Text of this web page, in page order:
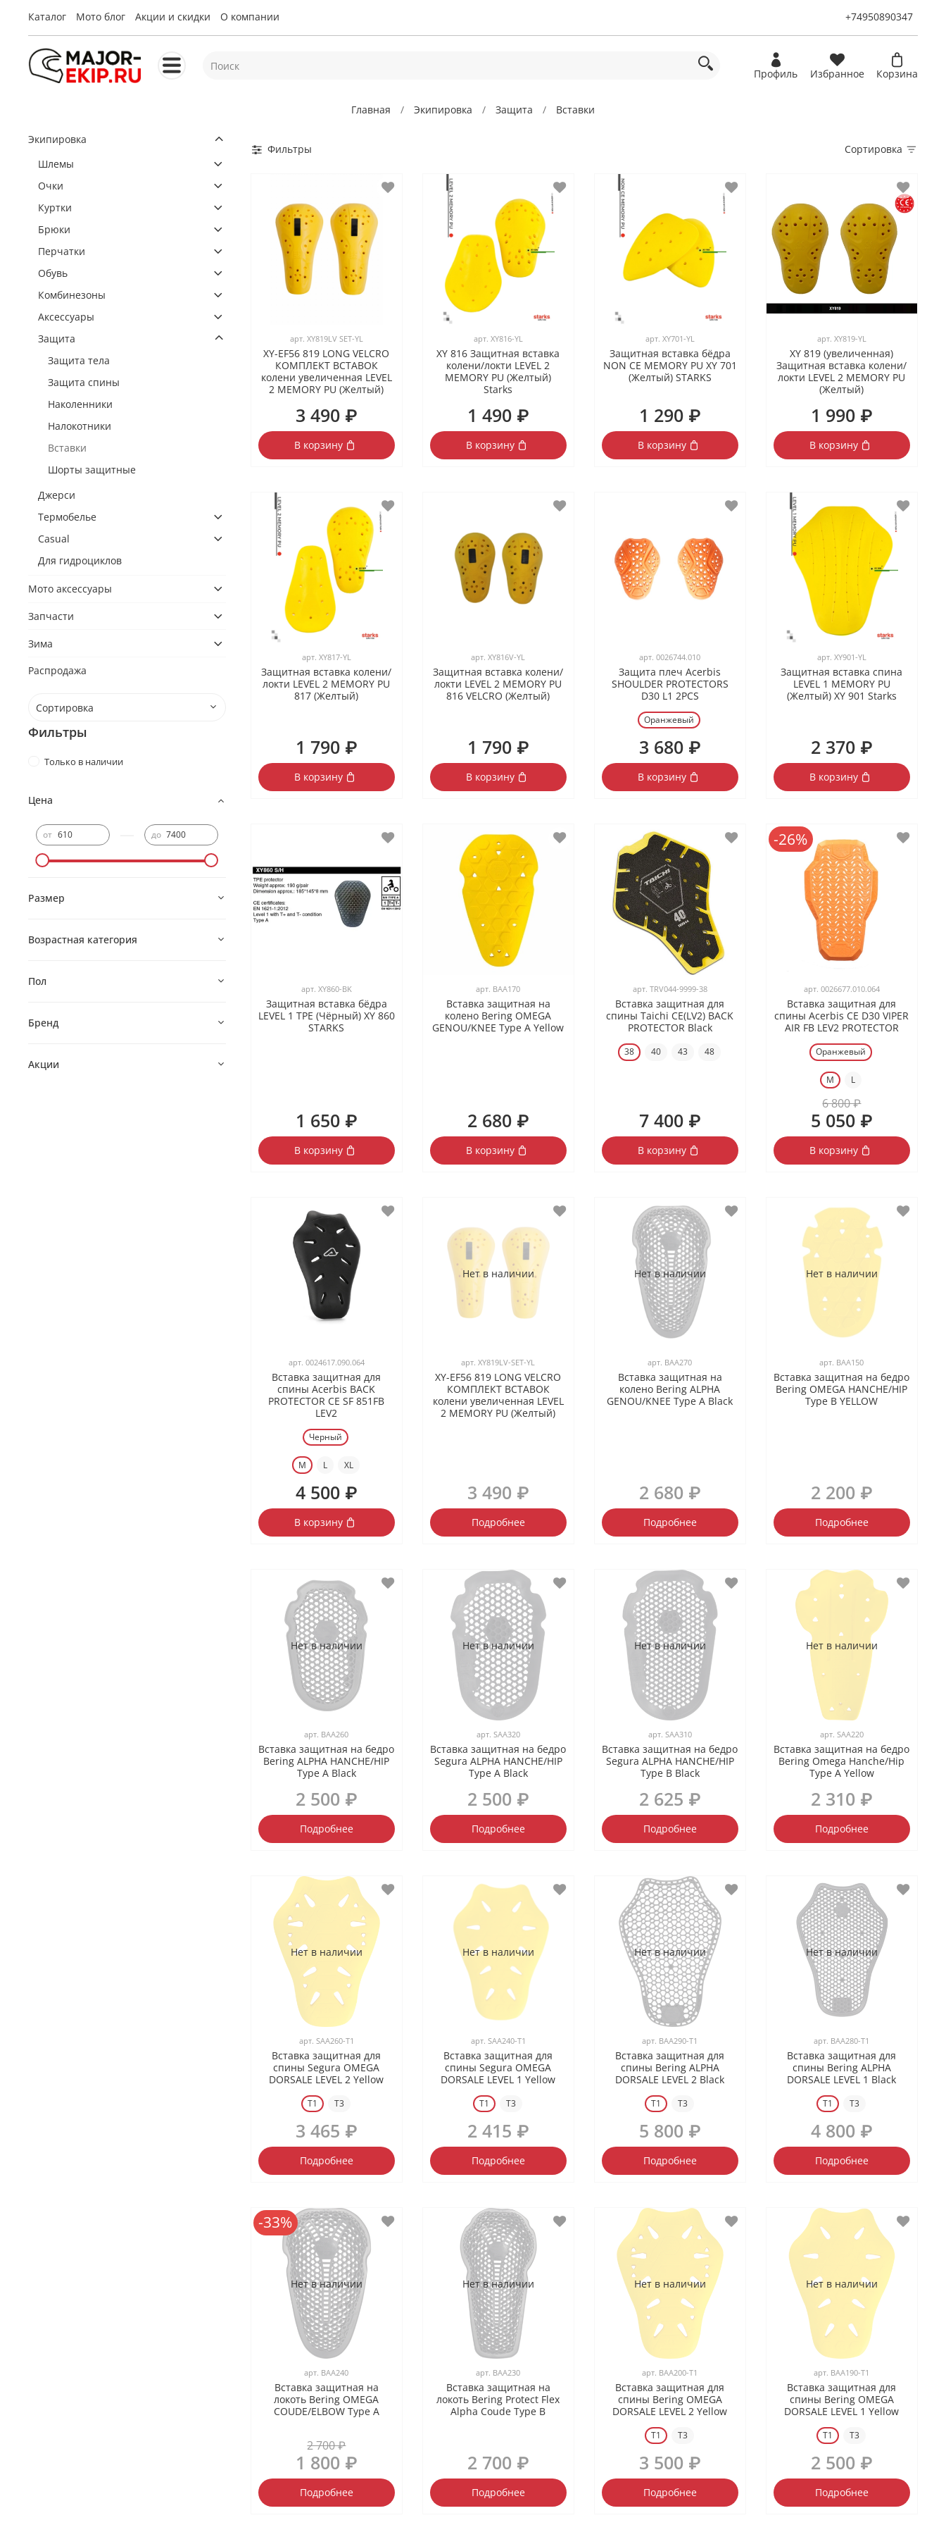
Каталог Мото блог Акции и скидки О компании +74950890347
Профиль Избранное Корзина
Главная Экипировка Защита Вставки
Фильтры Сортировка
арт. XY819LV SET-YL
XY-EF56 819 LONG VELCRO
КОМПЛЕКТ ВСТАВОК
колени увеличенная LEVEL
2 MEMORY PU (Желтый)
3 490 ₽
В корзину
арт. XY816-YL
XY 816 Защитная вставка
колени/локти LEVEL 2
MEMORY PU (Желтый)
Starks
1 490 ₽
В корзину
арт. XY701-YL
Защитная вставка бёдра
NON CE MEMORY PU XY 701
(Желтый) STARKS
1 290 ₽
В корзину
арт. XY819-YL
XY 819 (увеличенная)
Защитная вставка колени/
локти LEVEL 2 MEMORY PU
(Желтый)
1 990 ₽
В корзину
арт. XY817-YL
Защитная вставка колени/
локти LEVEL 2 MEMORY PU
817 (Желтый)
1 790 ₽
В корзину
арт.XY816V-YL
Защитная вставка колени/
локти LEVEL 2 MEMORY PU
816 VELCRO (Желтый)
1 790 ₽
В корзину
арт.0026744.010
Защита плеч Acerbis
SHOULDER PROTECTORS
D30 L1 2PCS
Оранжевый
3 680 ₽
В корзину
арт. XY901-YL
Защитная вставка спина
LEVEL 1 MEMORY PU
(Желтый) XY 901 Starks
2 370 ₽
В корзину
арт. XY860-BK
Защитная вставка бёдра
LEVEL 1 TPE (Чёрный) XY 860
STARKS
1 650 ₽
В корзину
арт. BAA170
Вставка защитная на
колено Bering OMEGA
GENOU/KNEE Type A Yellow
2 680 ₽
В корзину
арт. TRV044-9999-38
Вставка защитная для
спины Taichi CE(LV2) BACK
PROTECTOR Black
38 40 43 48
7 400 ₽
В корзину
-26%
арт. 0026677.010.064
Вставка защитная для
спины Acerbis CE D30 VIPER
AIR FB LEV2 PROTECTOR
Оранжевый
M L
6 800 ₽
5 050 ₽
В корзину
арт. 0024617.090.064
Вставка защитная для
спины Acerbis BACK
PROTECTOR CE SF 851FB
LEV2
Черный
M L XL
4 500 ₽
В корзину
Нет в наличии
арт.XY819LV-SET-YL
XY-EF56 819 LONG VELCRO
КОМПЛЕКТ ВСТАВОК
колени увеличенная LEVEL
2 MEMORY PU (Желтый)
3 490 ₽
Подробнее
Нет в наличии
арт. BAA270
Вставка защитная на
колено Bering ALPHA
GENOU/KNEE Type A Black
2 680 ₽
Подробнее
Нет в наличии
арт. BAA150
Вставка защитная на бедро
Bering OMEGA HANCHE/HIP
Type B YELLOW
2 200 ₽
Подробнее
Нет в наличии
арт. BAA260
Вставка защитная на бедро
Bering ALPHA HANCHE/HIP
Type A Black
2 500 ₽
Подробнее
Нет в наличии
арт. SAA320
Вставка защитная на бедро
Segura ALPHA HANCHE/HIP
Type A Black
2 500 ₽
Подробнее
Нет в наличии
арт. SAA310
Вставка защитная на бедро
Segura ALPHA HANCHE/HIP
Type B Black
2 625 ₽
Подробнее
Нет в наличии
арт. SAA220
Вставка защитная на бедро
Bering Omega Hanche/Hip
Type A Yellow
2 310 ₽
Подробнее
Нет в наличии
арт. SAA260-T1
Вставка защитная для
спины Segura OMEGA
DORSALE LEVEL 2 Yellow
T1 T3
3 465 ₽
Подробнее
Нет в наличии
арт. SAA240-T1
Вставка защитная для
спины Segura OMEGA
DORSALE LEVEL 1 Yellow
T1 T3
2 415 ₽
Подробнее
Нет в наличии
арт. BAA290-T1
Вставка защитная для
спины Bering ALPHA
DORSALE LEVEL 2 Black
T1 T3
5 800 ₽
Подробнее
Нет в наличии
арт. BAA280-T1
Вставка защитная для
спины Bering ALPHA
DORSALE LEVEL 1 Black
T1 T3
4 800 ₽
Подробнее
Нет в наличии
-33%
арт. BAA240
Вставка защитная на
локоть Bering OMEGA
COUDE/ELBOW Type A
2 700 ₽
1 800 ₽
Подробнее
Нет в наличии
арт. BAA230
Вставка защитная на
локоть Bering Protect Flex
Alpha Coude Type B
2 700 ₽
Подробнее
Нет в наличии
арт. BAA200-T1
Вставка защитная для
спины Bering OMEGA
DORSALE LEVEL 2 Yellow
T1 T3
3 500 ₽
Подробнее
Нет в наличии
арт. BAA190-T1
Вставка защитная для
спины Bering OMEGA
DORSALE LEVEL 1 Yellow
T1 T3
2 500 ₽
Подробнее
Экипировка
Шлемы
Очки
Куртки
Брюки
Перчатки
Обувь
Комбинезоны
Аксессуары
Защита
Защита тела
Защита спины
Наколенники
Налокотники
Вставки
Шорты защитные
Джерси
Термобелье
Casual
Для гидроциклов
Мото аксессуары
Запчасти
Зима
Распродажа
Фильтры
Только в наличии
Цена
от до
Размер
Возрастная категория
Пол
Бренд
Акции